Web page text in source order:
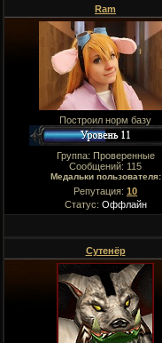
Ram
Построил норм базу
Группа: Проверенные
Сообщений: 115
Медальки пользователя:
Репутация: 10
Статус: Оффлайн
Сутенёр